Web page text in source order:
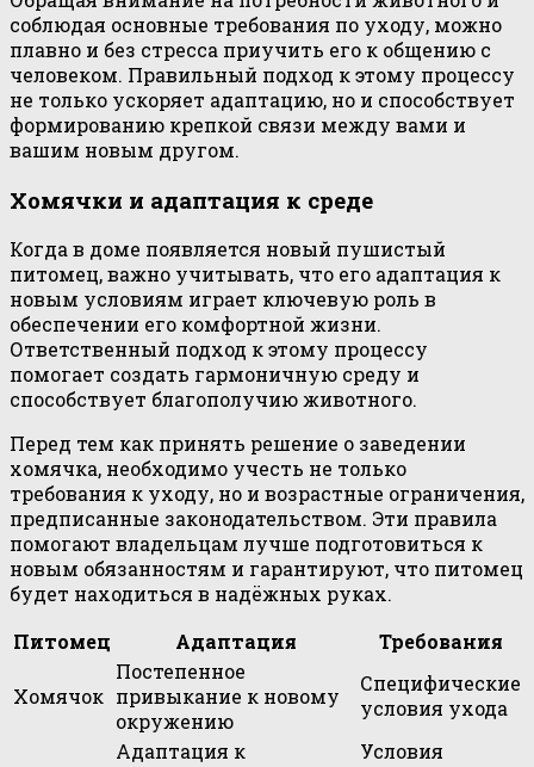
соблюдая основные требования по уходу, можно
плавно и без стресса приучить его к общению с
человеком. Правильный подход к этому процессу
не только ускоряет адаптацию, но и способствует
формированию крепкой связи между вами и
вашим новым другом.
Хомячки и адаптация к среде
Когда в доме появляется новый пушистый
питомец, важно учитывать, что его адаптация к
новым условиям играет ключевую роль в
обеспечении его комфортной жизни.
Ответственный подход к этому процессу
помогает создать гармоничную среду и
способствует благополучию животного.
Перед тем как принять решение о заведении
хомячка, необходимо учесть не только
требования к уходу, но и возрастные ограничения,
предписанные законодательством. Эти правила
помогают владельцам лучше подготовиться к
новым обязанностям и гарантируют, что питомец
будет находиться в надёжных руках.
Питомец
Адаптация Требования
Хомячок
Постепенное
привыкание к новому
окружению
Специфические
условия ухода
Адаптация к
Условия